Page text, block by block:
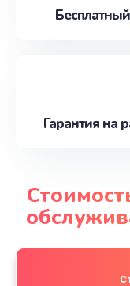
Гарантия на